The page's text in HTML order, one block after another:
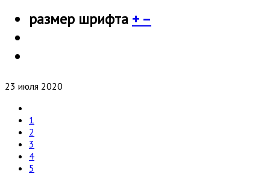
размер шрифта + –
23 июля 2020
1
2
3
4
5